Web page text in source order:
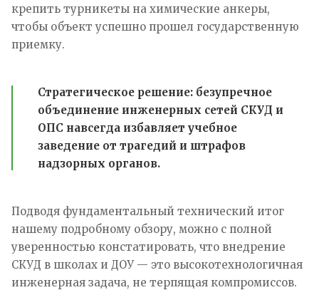
крепить турникеты на химические анкеры,
чтобы объект успешно прошел государственную
приемку.
Стратегическое решение: безупречное
объединение инженерных сетей СКУД и
ОПС навсегда избавляет учебное
заведение от трагедий и штрафов
надзорных органов.
Подводя фундаментальный технический итог
нашему подробному обзору, можно с полной
уверенностью констатировать, что внедрение
СКУД в школах и ДОУ — это высокотехнологичная
инженерная задача, не терпящая компромиссов.